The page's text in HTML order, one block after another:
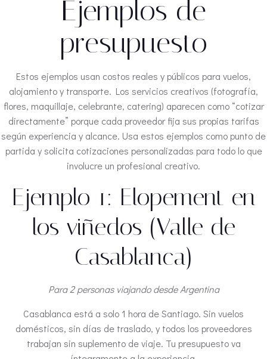
Ejemplos de
presupuesto
Estos ejemplos usan costos reales y públicos para vuelos,
alojamiento y transporte. Los servicios creativos (fotografía,
flores, maquillaje, celebrante, catering) aparecen como “cotizar
directamente” porque cada proveedor fija sus propias tarifas
según experiencia y alcance. Usa estos ejemplos como punto de
partida y solicita cotizaciones personalizadas para todo lo que
involucre un profesional creativo.
Ejemplo 1: Elopement en
los viñedos (Valle de
Casablanca)
Para 2 personas viajando desde Argentina
Casablanca está a solo 1 hora de Santiago. Sin vuelos
domésticos, sin días de traslado, y todos los proveedores
trabajan sin suplemento de viaje. Tu presupuesto va